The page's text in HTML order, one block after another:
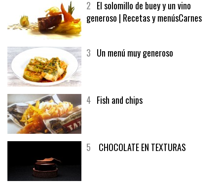
2El solomillo de buey y un vino